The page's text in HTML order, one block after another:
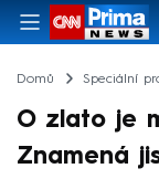
Domů Speciální
O zlato je
Znamená